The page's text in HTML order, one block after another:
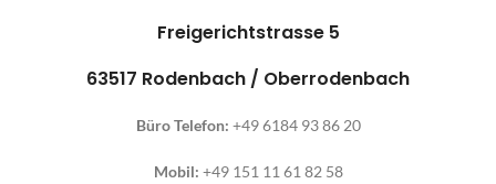
Freigerichtstrasse 5
63517 Rodenbach / Oberrodenbach
Büro Telefon: +49 6184 93 86 20
Mobil: +49 151 11 61 82 58